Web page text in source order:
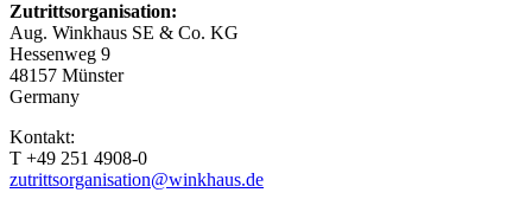
Zutrittsorganisation:
Aug. Winkhaus SE & Co. KG
Hessenweg 9
48157 Münster
Germany
Kontakt:
T +49 251 4908-0
zutrittsorganisation@winkhaus.de